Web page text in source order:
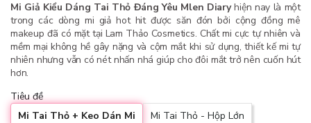
Mi Giả Kiểu Dáng Tai Thỏ Đáng Yêu Mlen Diaryhiện nay là một
trong các dòng mi giả hot hit được săn đón bởi cộng đồng mê
makeup đã có mặt tại Lam Thảo Cosmetics. Chất mi cực tự nhiên và
mềm mại không hề gây nặng và cộm mắt khi sử dụng, thiết kế mi tự
nhiên nhưng vẫn có nét nhấn nhá giúp cho đôi mắt trở nên cuốn hút
hơn.
Tiêu đề
Mi Tai Thỏ + Keo Dán Mi
Mi Tai Thỏ - Hộp Lớn